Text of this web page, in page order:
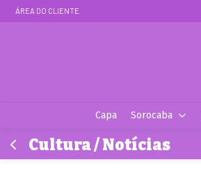
ÁREA DO CLIENTE
Capa Sorocaba
Cultura / Notícias